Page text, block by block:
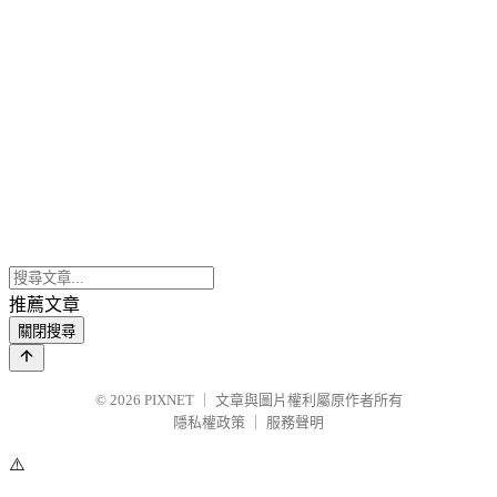
推薦文章
關閉搜尋
© 2026 PIXNET
文章與圖片權利屬原作者所有
隱私權政策
服務聲明
⚠️